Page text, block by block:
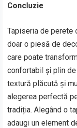
Concluzie
Tapiseria de perete
doar o piesă de
care poate
confortabil și plin
textură plăcută și
alegerea perfectă
tradiția. Alegând o
adaugi un element